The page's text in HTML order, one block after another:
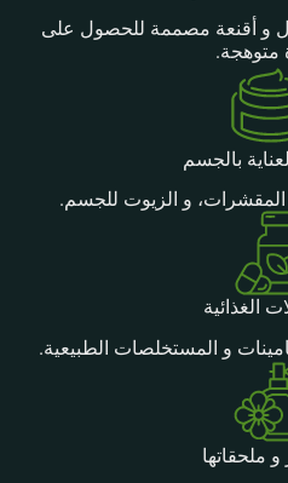
و أقنعة مصممة للحصول على
متوهجة.
بالجسم
و الزيوت للجسم.
الغذائية
و المستخلصات الطبيعية.
و ملحقاتها